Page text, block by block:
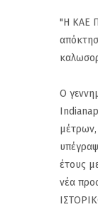
"Η ΚΑΕ
Ο
έτους
νέα